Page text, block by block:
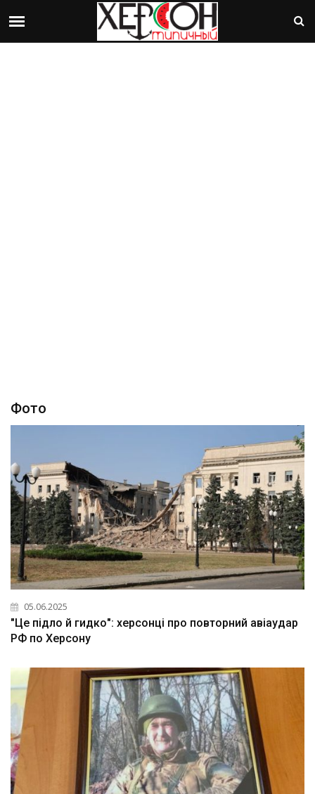
Фото
05.06.2025
"Це підло й гидко": херсонці про повторний авіаудар
РФ по Херсону